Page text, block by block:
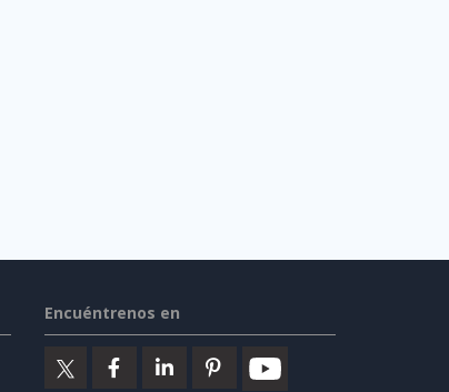
Encuéntrenos en